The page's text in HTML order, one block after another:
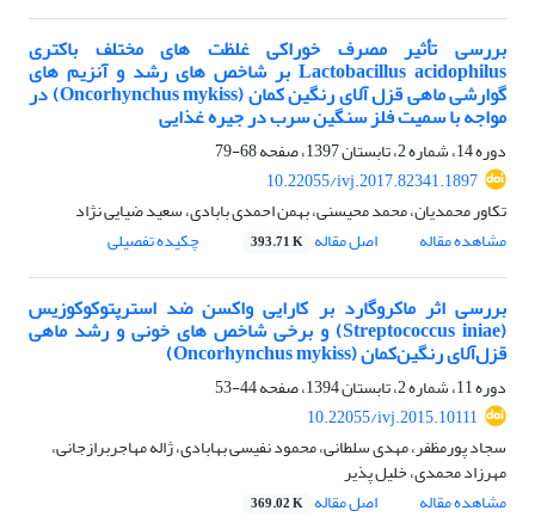
بررسی تأثیر مصرف خوراکی غلظت های مختلف باکتری
Lactobacillus acidophilus بر شاخص های رشد و آنزیم های
گوارشی ماهی قزل آلای رنگین کمان (Oncorhynchus mykiss) در
مواجه با سمیت فلز سنگین سرب در جیره غذایی
دوره 14، شماره 2، تابستان 1397، صفحه
68-79
10.22055/ivj.2017.82341.1897
تکاور محمدیان، محمد محیسنی، بهمن احمدی بابادی، سعید ضیایی نژاد
مشاهده مقاله
اصل مقاله 393.71 K چکیده تفصیلی
بررسی اثر ماکروگارد بر کارایی واکسن ضد استرپتوکوکوزیس
(Streptococcus iniae) و برخی شاخص های خونی و رشد ماهی
قزل‌آلای رنگین‌کمان (Oncorhynchus mykiss)
دوره 11، شماره 2، تابستان 1394، صفحه
44-53
10.22055/ivj.2015.10111
سجاد پورمظفر، مهدی سلطانی، محمود نفیسی بهابادی، ژاله مهاجربرازجانی،
مهرزاد محمدی، خلیل پذیر
مشاهده مقاله
اصل مقاله 369.02 K